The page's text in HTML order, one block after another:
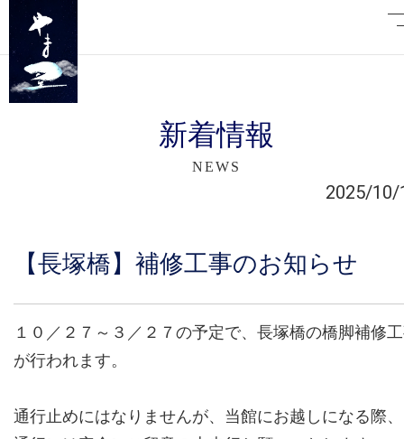
新着情報
NEWS
【長塚橋】補修工事のお知らせ
１０／２７～３／２７の予定で、長塚橋の橋脚補修
が行われます。
通行止めにはなりませんが、当館にお越しになる際
2025/10/